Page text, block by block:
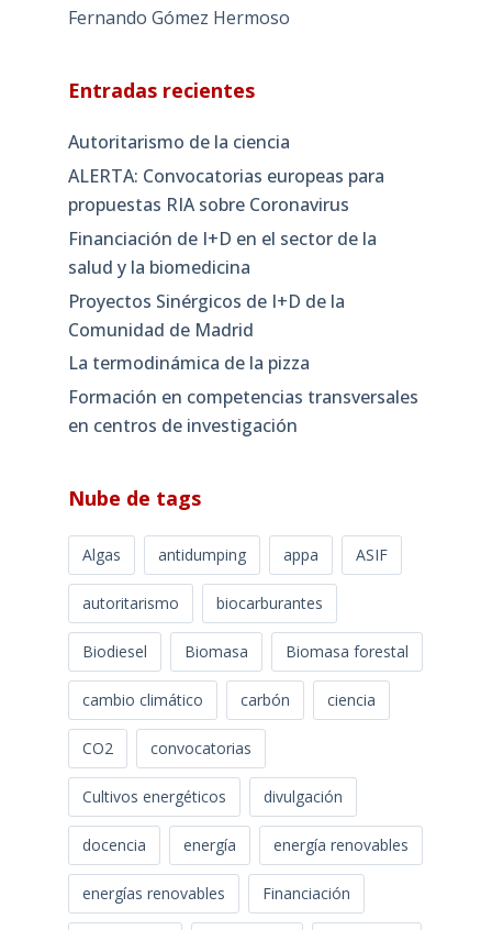
Fernando Gómez Hermoso
Entradas recientes
Autoritarismo de la ciencia
ALERTA: Convocatorias europeas para
propuestas RIA sobre Coronavirus
Financiación de I+D en el sector de la
salud y la biomedicina
Proyectos Sinérgicos de I+D de la
Comunidad de Madrid
La termodinámica de la pizza
Formación en competencias transversales
en centros de investigación
Nube de tags
Algas antidumping appa ASIF
autoritarismo biocarburantes
Biodiesel Biomasa Biomasa forestal
cambio climático carbón ciencia
CO2 convocatorias
Cultivos energéticos divulgación
docencia energía energía renovables
energías renovables Financiación